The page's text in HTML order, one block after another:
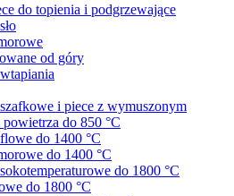
do topienia i podgrzewające
od góry
i piece z wymuszonym
do 850 °C
do 1400 °C
do 1400 °C
do 1800 °C
do 1800 °C